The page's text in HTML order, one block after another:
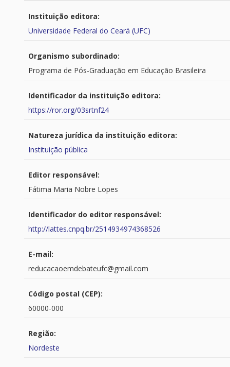
Instituição editora:
Universidade Federal do Ceará (UFC)
Organismo subordinado:
Programa de Pós-Graduação em Educação Brasileira
Identificador da instituição editora:
https://ror.org/03srtnf24
Natureza jurídica da instituição editora:
Instituição pública
Editor responsável:
Fátima Maria Nobre Lopes
Identificador do editor responsável:
http://lattes.cnpq.br/2514934974368526
E-mail:
reducacaoemdebateufc@gmail.com
Código postal (CEP):
60000-000
Região:
Nordeste